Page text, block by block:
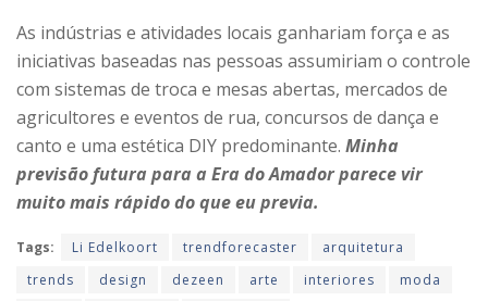
As indústrias e atividades locais ganhariam força e as
iniciativas baseadas nas pessoas assumiriam o controle
com sistemas de troca e mesas abertas, mercados de
agricultores e eventos de rua, concursos de dança e
canto e uma estética DIY predominante. Minha
previsão futura para a Era do Amador parece vir
muito mais rápido do que eu previa.
Tags: Li Edelkoort trendforecaster
arquitetura
trends
design dezeen arte interiores
moda